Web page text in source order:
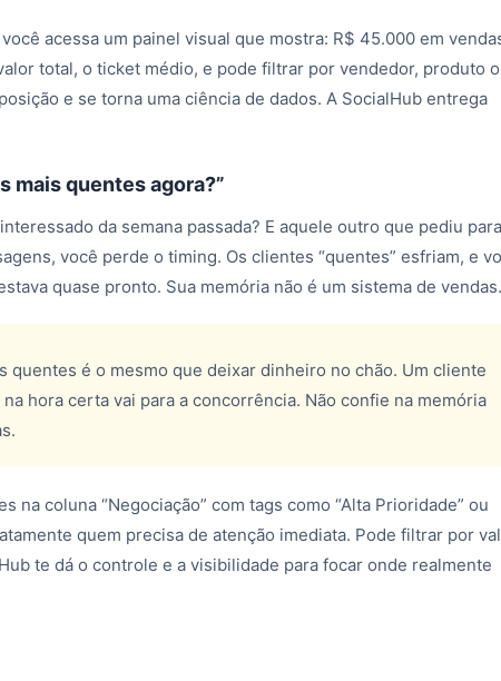
acessa um painel visual que mostra: R$ 45.000 em
total, o ticket médio, e pode filtrar por vendedor, produto
e se torna uma ciência de dados. A SocialHub entrega
mais quentes agora?”
da semana passada? E aquele outro que pediu para
você perde o timing. Os clientes “quentes” esfriam, e
quase pronto. Sua memória não é um sistema de vendas.
quentes é o mesmo que deixar dinheiro no chão. Um cliente
hora certa vai para a concorrência. Não confie na memória
na coluna “Negociação” com tags como “Alta Prioridade” ou
quem precisa de atenção imediata. Pode filtrar por
te dá o controle e a visibilidade para focar onde realmente